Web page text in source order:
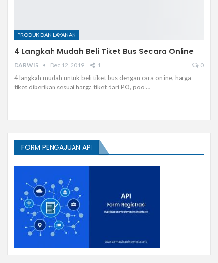
PRODUK DAN LAYANAN
4 Langkah Mudah Beli Tiket Bus Secara Online
DARWIS Dec 12, 2019 1 0
4 langkah mudah untuk beli tiket bus dengan cara online, harga
tiket diberikan sesuai harga tiket dari PO, pool…
FORM PENGAJUAN API